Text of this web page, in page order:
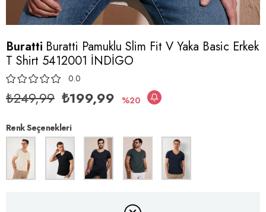
Buratti Buratti Pamuklu Slim Fit V Yaka Basic Erkek
T Shirt 5412001 İNDİGO
0.0
₺249,99 ₺199,99 20
Renk Seçenekleri